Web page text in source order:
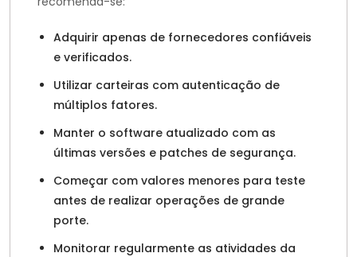
Adquirir apenas de fornecedores confiáveis
e verificados.
Utilizar carteiras com autenticação de
múltiplos fatores.
Manter o software atualizado com as
últimas versões e patches de segurança.
Começar com valores menores para teste
antes de realizar operações de grande
porte.
Monitorar regularmente as atividades da